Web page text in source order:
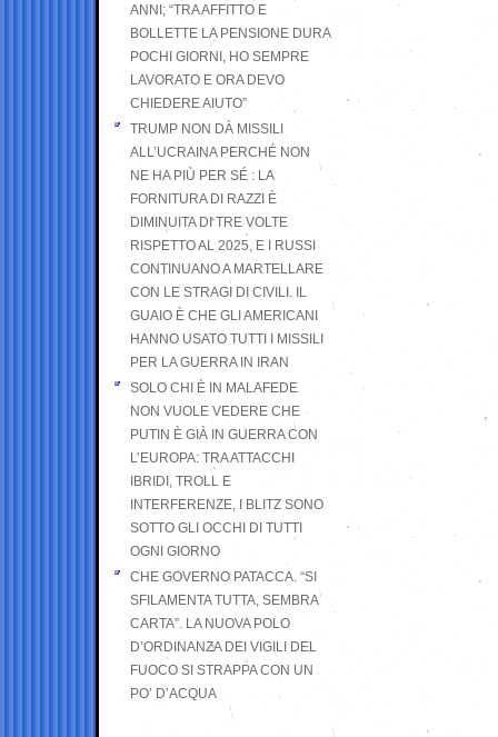
ANNI; “TRA AFFITTO E
BOLLETTE LA PENSIONE DURA
POCHI GIORNI, HO SEMPRE
LAVORATO E ORA DEVO
CHIEDERE AIUTO”
TRUMP NON DÀ MISSILI
ALL’UCRAINA PERCHÉ NON
NE HA PIÙ PER SÉ : LA
FORNITURA DI RAZZI È
DIMINUITA DI TRE VOLTE
RISPETTO AL 2025, E I RUSSI
CONTINUANO A MARTELLARE
CON LE STRAGI DI CIVILI. IL
GUAIO È CHE GLI AMERICANI
HANNO USATO TUTTI I MISSILI
PER LA GUERRA IN IRAN
SOLO CHI È IN MALAFEDE
NON VUOLE VEDERE CHE
PUTIN È GIÀ IN GUERRA CON
L’EUROPA: TRA ATTACCHI
IBRIDI, TROLL E
INTERFERENZE, I BLITZ SONO
SOTTO GLI OCCHI DI TUTTI
OGNI GIORNO
CHE GOVERNO PATACCA. “SI
SFILAMENTA TUTTA, SEMBRA
CARTA”. LA NUOVA POLO
D’ORDINANZA DEI VIGILI DEL
FUOCO SI STRAPPA CON UN
PO’ D’ACQUA